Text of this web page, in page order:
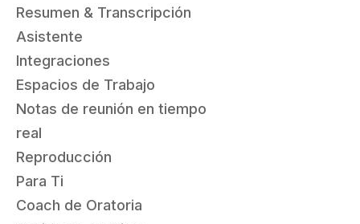
Resumen & Transcripción
Asistente
Integraciones
Espacios de Trabajo
Notas de reunión en tiempo
real
Reproducción
Para Ti
Coach de Oratoria